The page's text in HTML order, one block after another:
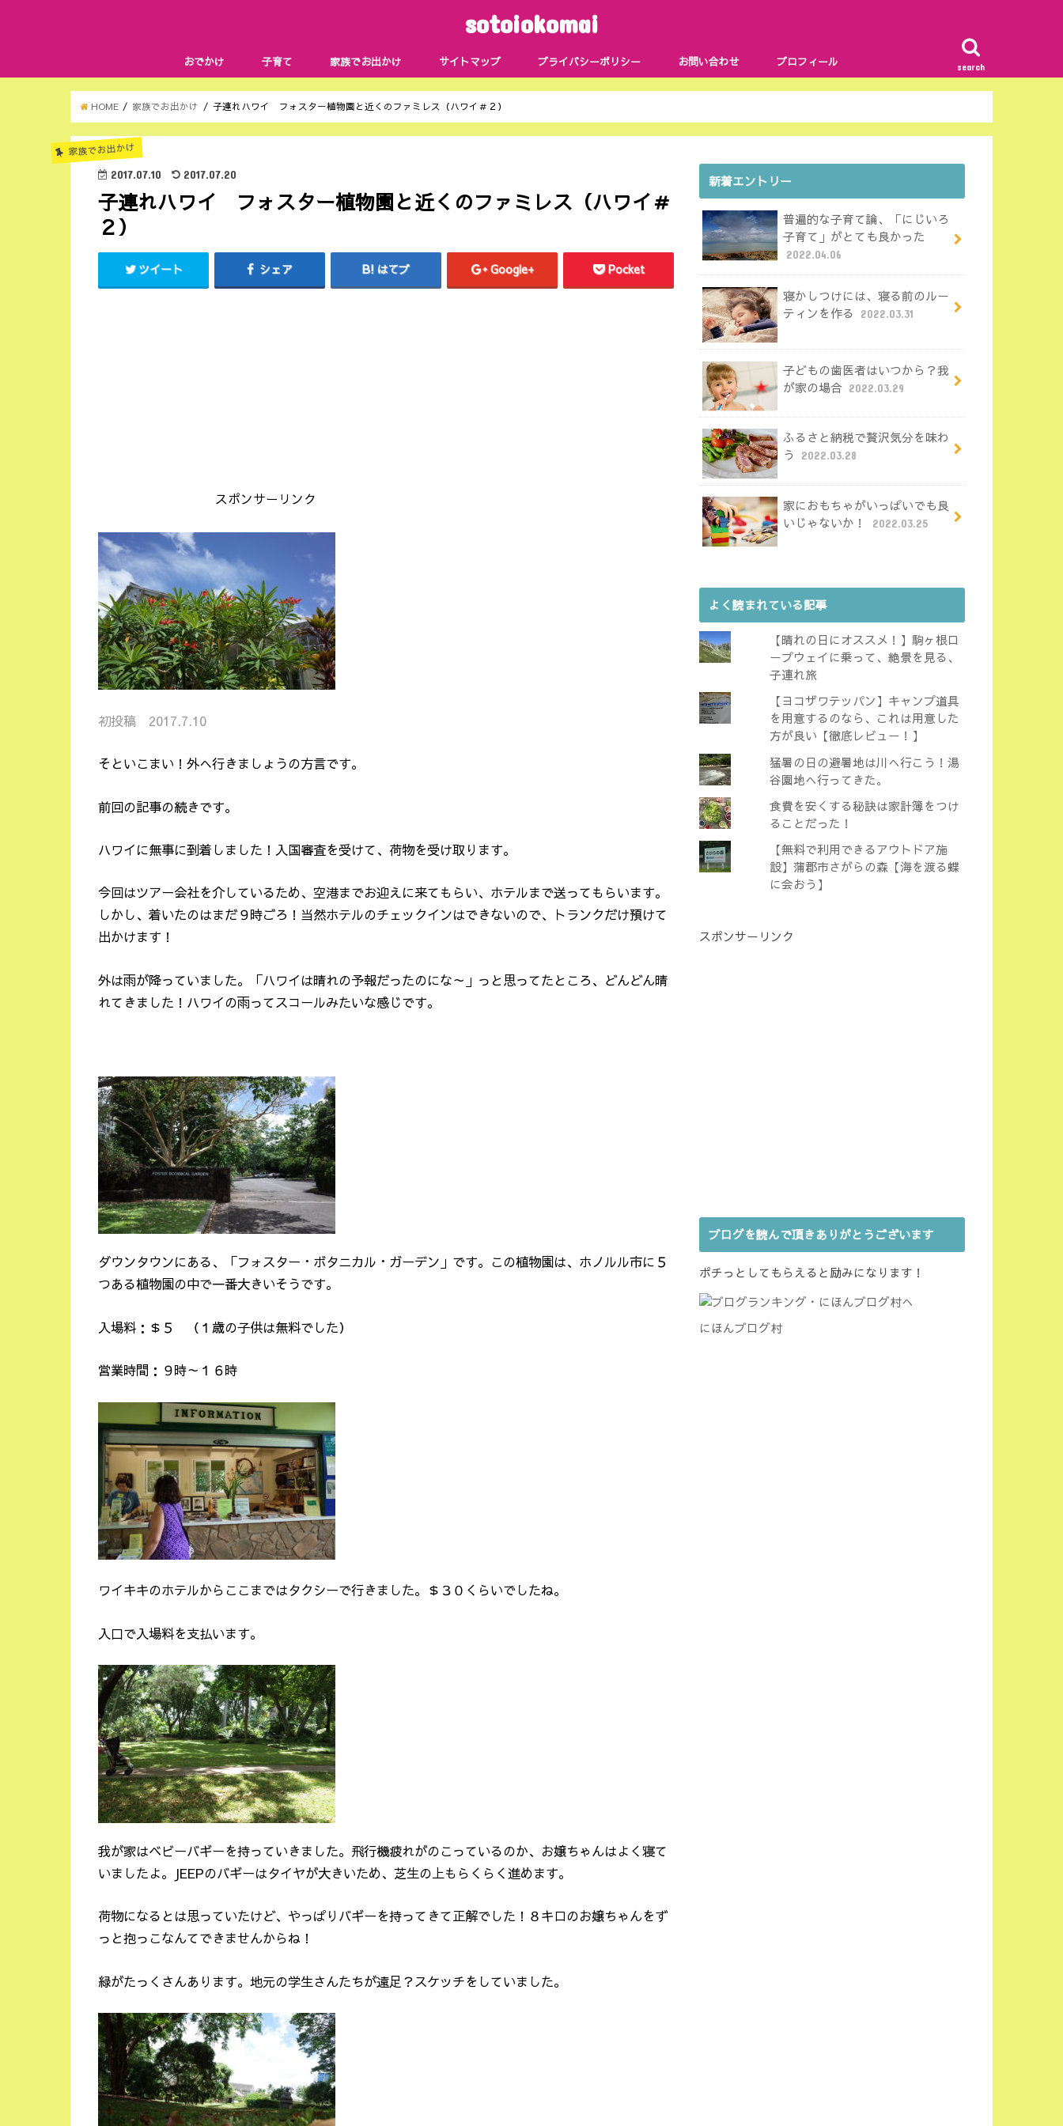
sotoiokomai
search
おでかけ 子育て 家族でお出かけ サイトマップ プライバシーポリシー お問い合わせ プロフィール
HOME 家族でお出かけ 子連れハワイ フォスター植物園と近くのファミレス（ハワイ＃２）
家族でお出かけ
2017.07.10 2017.07.20
子連れハワイ フォスター植物園と近くのファミレス（ハワイ＃
２）
ツイート シェア はてブ Google+ Pocket
スポンサーリンク
初投稿 2017.7.10
そといこまい！外へ行きましょうの方言です。
前回の記事の続きです。
ハワイに無事に到着しました！入国審査を受けて、荷物を受け取ります。
今回はツアー会社を介しているため、空港までお迎えに来てもらい、ホテルまで送ってもらいます。
しかし、着いたのはまだ９時ごろ！当然ホテルのチェックインはできないので、トランクだけ預けて
出かけます！
外は雨が降っていました。「ハワイは晴れの予報だったのにな～」っと思ってたところ、どんどん晴
れてきました！ハワイの雨ってスコールみたいな感じです。
ダウンタウンにある、「フォスター・ボタニカル・ガーデン」です。この植物園は、ホノルル市に５
つある植物園の中で一番大きいそうです。
入場料：＄５ （１歳の子供は無料でした）
営業時間：９時～１６時
ワイキキのホテルからここまではタクシーで行きました。＄３０くらいでしたね。
入口で入場料を支払います。
我が家はベビーバギーを持っていきました。飛行機疲れがのこっているのか、お嬢ちゃんはよく寝て
いましたよ。JEEPのバギーはタイヤが大きいため、芝生の上もらくらく進めます。
荷物になるとは思っていたけど、やっぱりバギーを持ってきて正解でした！８キロのお嬢ちゃんをず
っと抱っこなんてできませんからね！
緑がたっくさんあります。地元の学生さんたちが遠足？スケッチをしていました。
新着エントリー
普遍的な子育て論、「にじいろ
子育て」がとても良かった
2022.04.06
寝かしつけには、寝る前のルー
ティンを作る
2022.03.31
子どもの歯医者はいつから？我
が家の場合
2022.03.29
ふるさと納税で贅沢気分を味わ
う
2022.03.28
家におもちゃがいっぱいでも良
いじゃないか！
2022.03.25
よく読まれている記事
【晴れの日にオススメ！】駒ヶ根ロ
ープウェイに乗って、絶景を見る、
子連れ旅
【ヨコザワテッパン】キャンプ道具
を用意するのなら、これは用意した
方が良い【徹底レビュー！】
猛暑の日の避暑地は川へ行こう！湯
谷園地へ行ってきた。
食費を安くする秘訣は家計簿をつけ
ることだった！
【無料で利用できるアウトドア施
設】蒲郡市さがらの森【海を渡る蝶
に会おう】
スポンサーリンク
ブログを読んで頂きありがとうございます
ポチっとしてもらえると励みになります！
にほんブログ村